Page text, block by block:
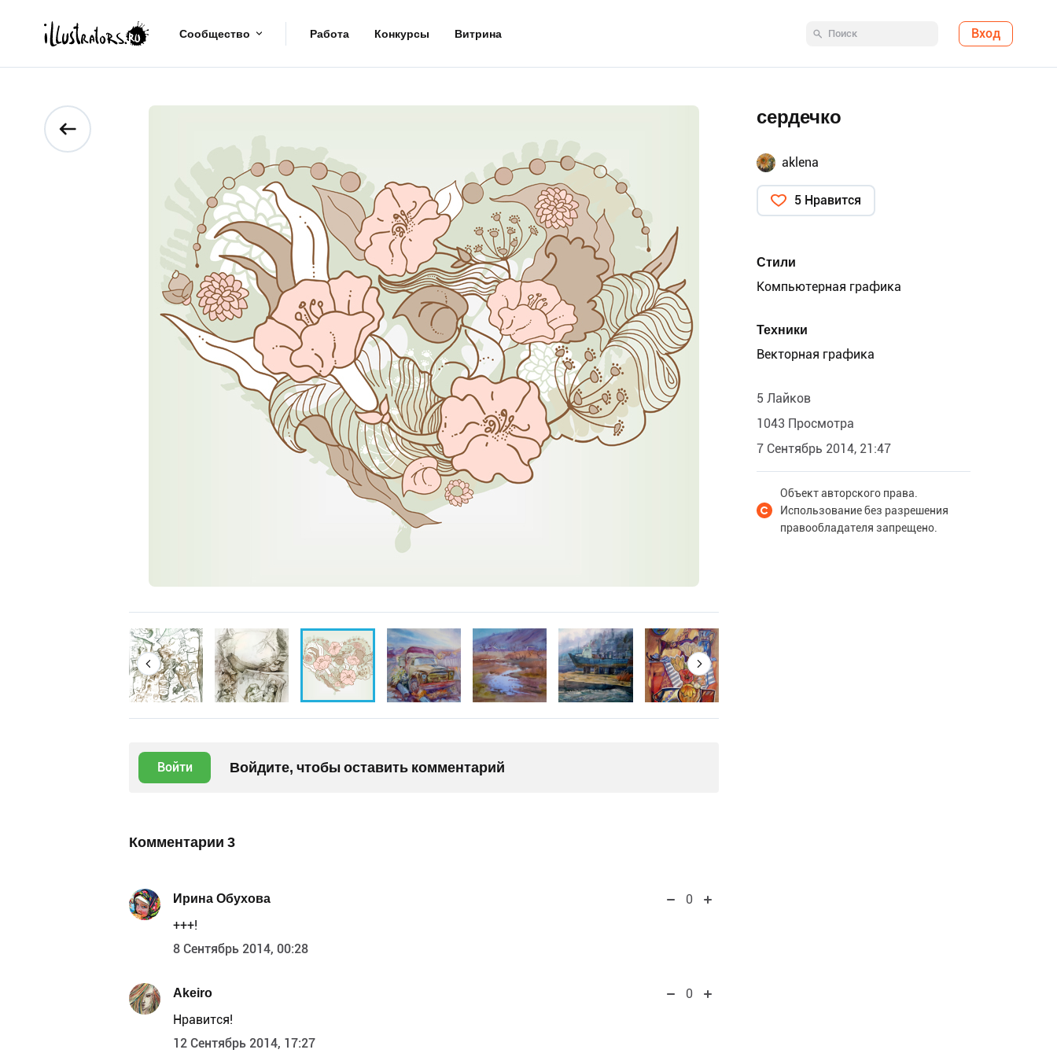
Сообщество Работа Конкурсы Витрина Вход
Войти Войдите, чтобы оставить комментарий
Комментарии 3
Ирина Обухова
0
+++!
8 Сентябрь 2014, 00:28
Akeiro
0
Нравится!
12 Сентябрь 2014, 17:27
сердечко
aklena
5 Нравится
Стили
Компьютерная графика
Техники
Векторная графика
5 Лайков
1043 Просмотра
7 Сентябрь 2014, 21:47
Объект авторского права.
Использование без разрешения
правообладателя запрещено.